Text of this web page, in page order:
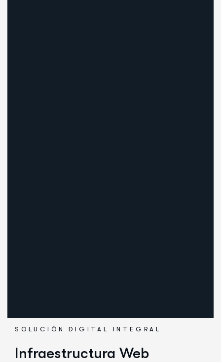
SOLUCIÓN DIGITAL INTEGRAL
Infraestructura Web